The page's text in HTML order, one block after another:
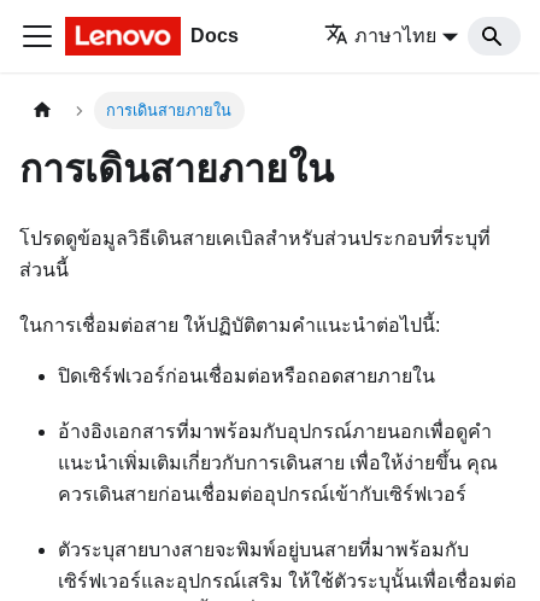
Docs ภาษาไทย
การเดินสายภายใน
การเดินสายภายใน
โปรดดูข้อมูลวิธีเดินสายเคเบิลสำหรับส่วนประกอบที่ระบุที่
ส่วนนี้
ในการเชื่อมต่อสาย ให้ปฏิบัติตามคำแนะนำต่อไปนี้:
ปิดเซิร์ฟเวอร์ก่อนเชื่อมต่อหรือถอดสายภายใน
อ้างอิงเอกสารที่มาพร้อมกับอุปกรณ์ภายนอกเพื่อดูคำ
แนะนำเพิ่มเติมเกี่ยวกับการเดินสาย เพื่อให้ง่ายขึ้น คุณ
ควรเดินสายก่อนเชื่อมต่ออุปกรณ์เข้ากับเซิร์ฟเวอร์
ตัวระบุสายบางสายจะพิมพ์อยู่บนสายที่มาพร้อมกับ
เซิร์ฟเวอร์และอุปกรณ์เสริม ให้ใช้ตัวระบุนั้นเพื่อเชื่อมต่อ